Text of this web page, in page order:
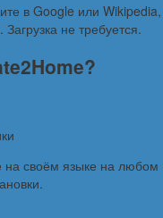
в Google или Wikipedia,
не требуется.
на своём языке на любом